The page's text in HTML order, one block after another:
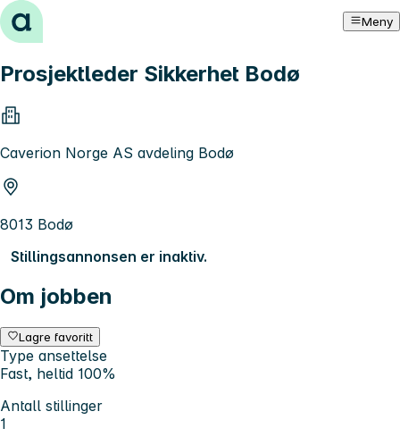
Hopp til innhold Meny
Prosjektleder Sikkerhet Bodø
Caverion Norge AS avdeling Bodø
8013 Bodø
Stillingsannonsen er inaktiv.
Om jobben
Lagre favoritt
Type ansettelse
Fast, heltid 100%
Antall stillinger
1